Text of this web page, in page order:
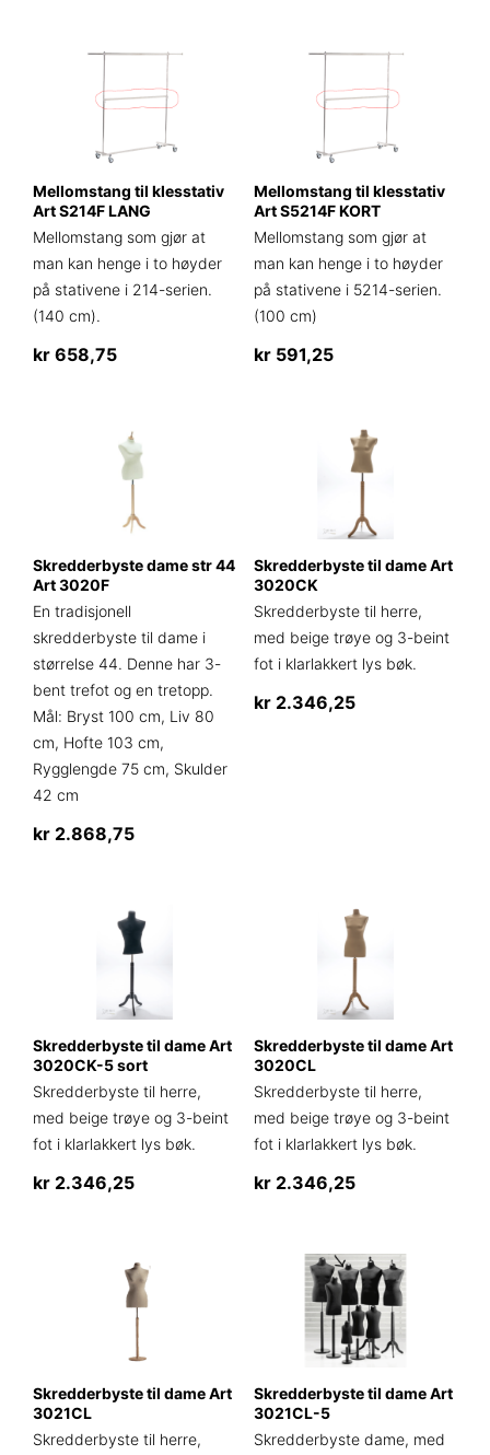
Mellomstang til klesstativ
Art S214F LANG
Mellomstang som gjør at
man kan henge i to høyder
på stativene i 214-serien.
(140 cm).
kr 658,75
Mellomstang til klesstativ
Art S5214F KORT
Mellomstang som gjør at
man kan henge i to høyder
på stativene i 5214-serien.
(100 cm)
kr591,25
Skredderbyste dame str 44
Art 3020F
En tradisjonell
skredderbyste til dame i
størrelse 44. Denne har 3-
bent trefot og en tretopp.
Mål: Bryst 100 cm, Liv 80
cm, Hofte 103 cm,
Rygglengde 75 cm, Skulder
42 cm
kr 2.868,75
Skredderbyste til dame Art
3020CK
Skredderbyste til herre,
med beige trøye og 3-beint
fot i klarlakkert lys bøk.
kr2.346,25
Skredderbyste til dame Art
3020CK-5 sort
Skredderbyste til herre,
med beige trøye og 3-beint
fot i klarlakkert lys bøk.
kr 2.346,25
Skredderbyste til dame Art
3020CL
Skredderbyste til herre,
med beige trøye og 3-beint
fot i klarlakkert lys bøk.
kr2.346,25
Skredderbyste til dame Art
3021CL
Skredderbyste til herre,
Skredderbyste til dame Art
3021CL-5
Skredderbyste dame, med